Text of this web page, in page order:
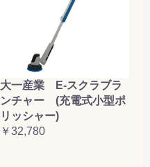
大一産業 E-スクラブラ
ンチャー (充電式小型ポ
リッシャー)
￥32,780